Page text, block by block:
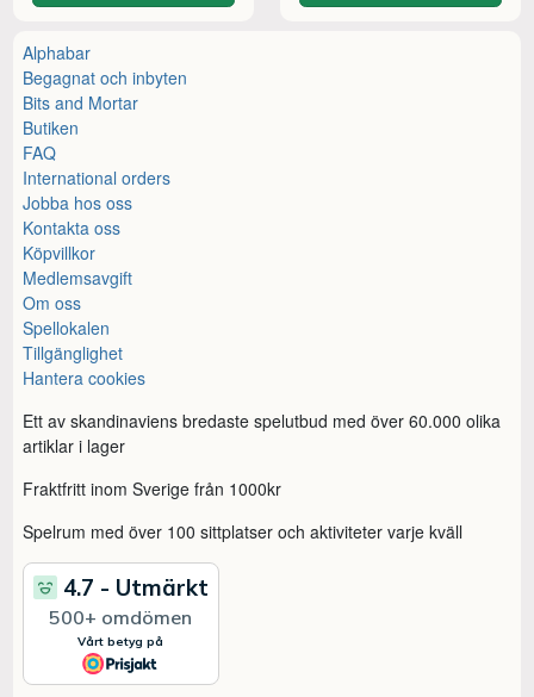
Alphabar
Begagnat och inbyten
Bits and Mortar
Butiken
FAQ
International orders
Jobba hos oss
Kontakta oss
Köpvillkor
Medlemsavgift
Om oss
Spellokalen
Tillgänglighet
Hantera cookies
Ett av skandinaviens bredaste spelutbud med över 60.000 olika
artiklar i lager
Fraktfritt inom Sverige från 1000kr
Spelrum med över 100 sittplatser och aktiviteter varje kväll